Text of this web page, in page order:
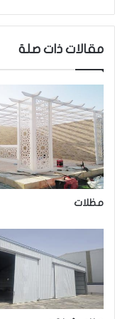
مقالات ذات صلة
مظلات